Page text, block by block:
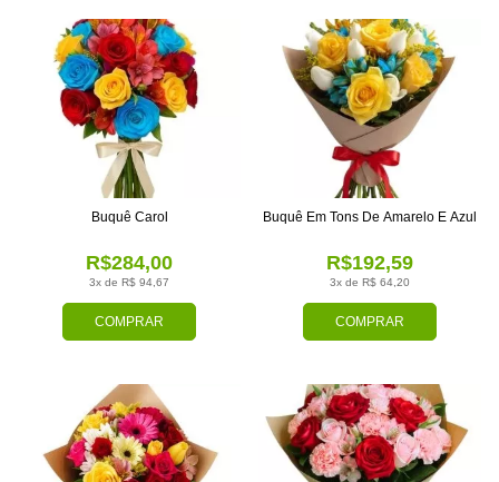
COMPRAR
3x de R$ 94,67
R$284,00
Buquê Carol
COMPRAR
3x de R$ 64,20
R$192,59
Buquê Em Tons De Amarelo E Azul